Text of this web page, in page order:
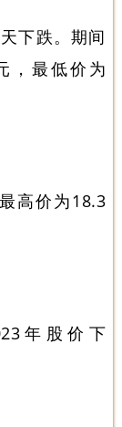
下跌。期间
，最低价为
高价为18.3
年股价下